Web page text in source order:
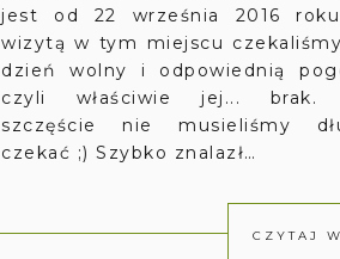
jest od 22 września 2016
wizytą w tym miejscu
dzień wolny i odpowiednią
czyli właściwie jej... brak.
szczęście nie musieliśmy
czekać ;) Szybko znalazł…
CZYTAJ